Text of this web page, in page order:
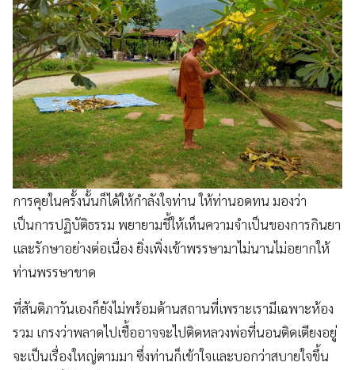
การคุยในครั้งนั้นก็ได้ให้กำลังใจท่าน ให้ท่านอดทน มองว่า
เป็นการปฏิบัติธรรม พยายามชี้ให้เห็นความจำเป็นของการกินยา
และรักษาอย่างต่อเนื่อง ยิ่งเพิ่งเข้าพรรษามาไม่นานไม่อยากให้
ท่านพรรษาขาด
ที่สันติภาวันเองก็ยังไม่พร้อมด้านสถานที่เพราะเรามีเฉพาะห้อง
รวม เกรงว่าพลาดไปเชื้ออาจจะไปติดหลวงพ่อที่นอนติดเตียงอยู่
จะเป็นเรื่องใหญ่ตามมา ซึ่งท่านก็เข้าใจและบอกว่าสบายใจขึ้น